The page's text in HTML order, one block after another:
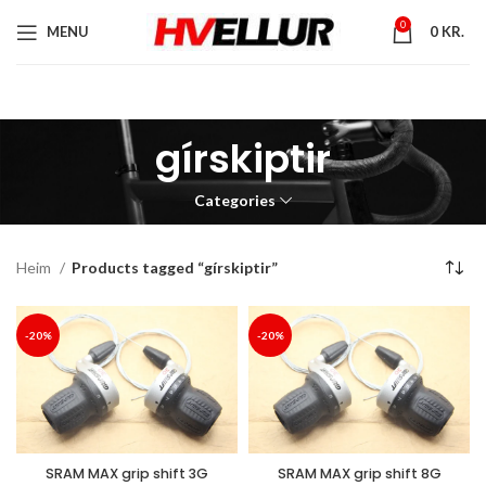
MENU 0 0 KR.
gírskiptir
Categories
Heim Products tagged “gírskiptir”
-20%
SRAM MAX grip shift 3G
-20%
SRAM MAX grip shift 8G